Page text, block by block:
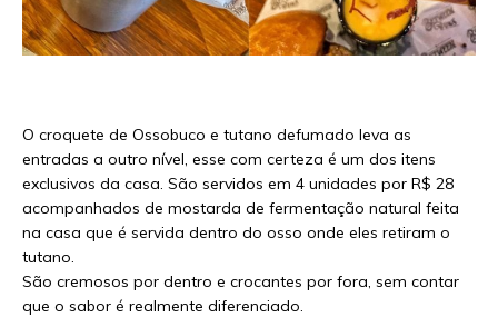
O croquete de Ossobuco e tutano defumado leva as
entradas a outro nível, esse com certeza é um dos itens
exclusivos da casa. São servidos em 4 unidades por R$ 28
acompanhados de mostarda de fermentação natural feita
na casa que é servida dentro do osso onde eles retiram o
tutano.
São cremosos por dentro e crocantes por fora, sem contar
que o sabor é realmente diferenciado.